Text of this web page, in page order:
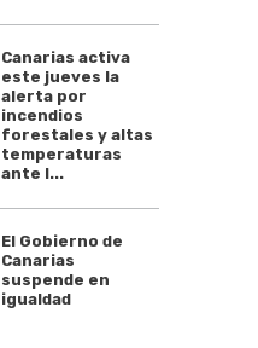
Canarias activa
este jueves la
alerta por
incendios
forestales y altas
temperaturas
ante l...
El Gobierno de
Canarias
suspende en
igualdad